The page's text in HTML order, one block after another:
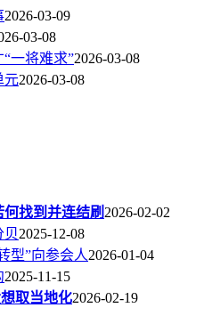
2026-03-09
03-08
一将难求”2026-03-08
元2026-03-08
找到并连结刷2026-02-02
贝2025-12-08
型”向参会人2026-01-04
2025-11-15
取当地化2026-02-19